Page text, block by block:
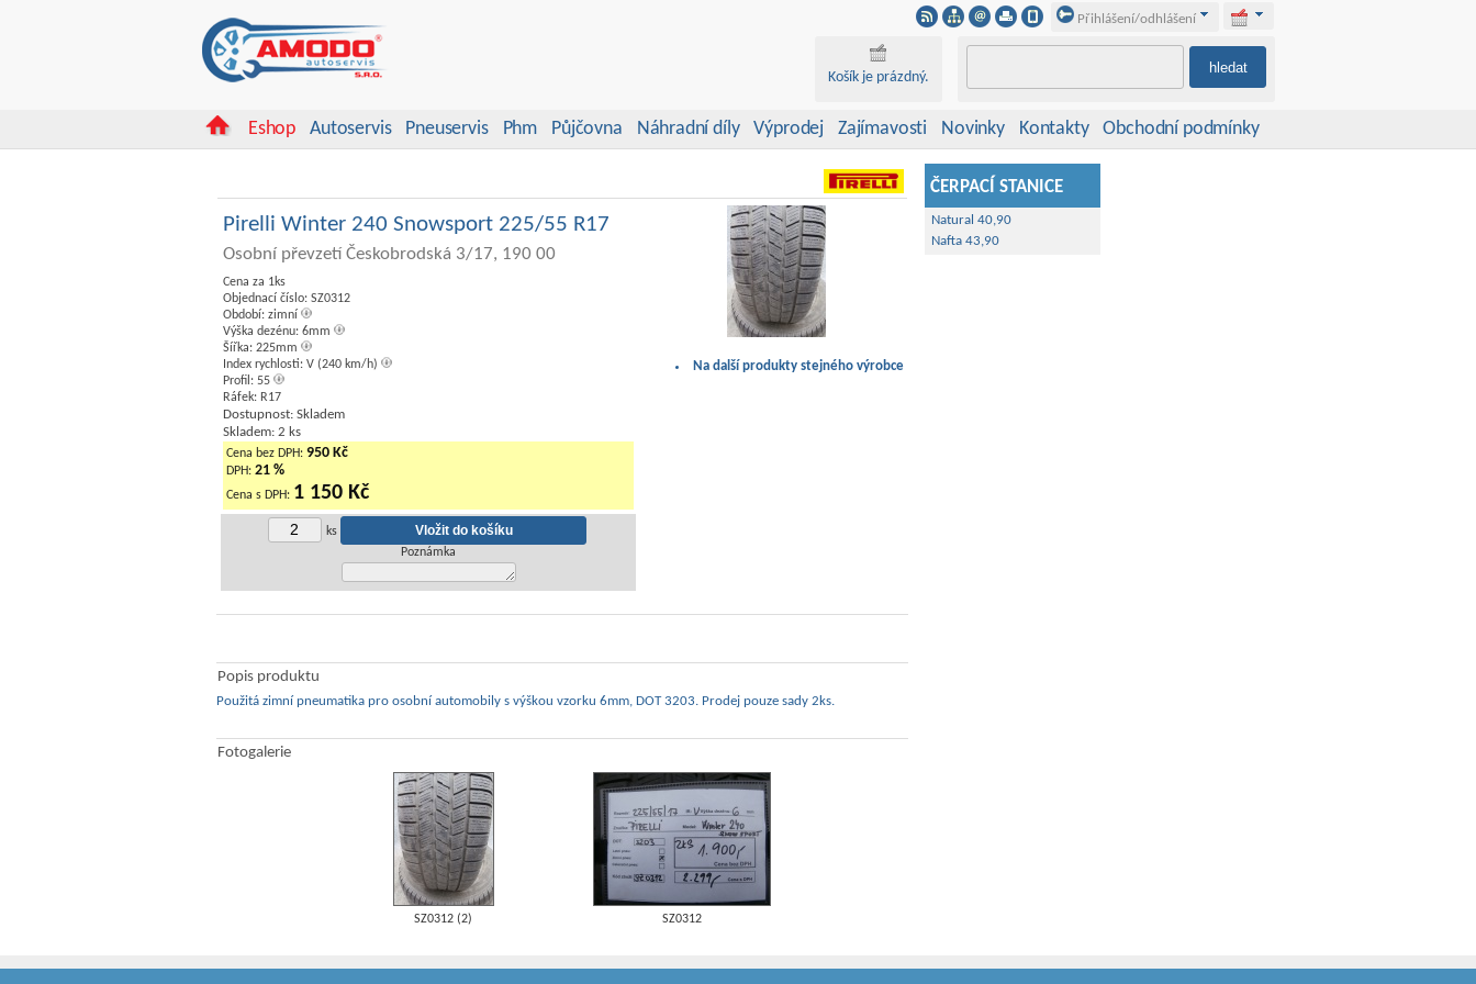
Přihlášení/odhlášení
Košík je prázdný.
Eshop Autoservis Pneuservis Phm Půjčovna Náhradní díly Výprodej Zajímavosti Novinky Kontakty Obchodní podmínky
Na další produkty stejného výrobce
Pirelli Winter 240 Snowsport 225/55 R17
Osobní převzetí Českobrodská 3/17, 190 00
Cena za 1ks
Objednací číslo: SZ0312
Období: zimní
Výška dezénu: 6mm
Šířka: 225mm
Index rychlosti: V (240 km/h)
Profil: 55
Ráfek: R17
Dostupnost: Skladem
Skladem: 2 ks
Cena bez DPH: 950 Kč
DPH: 21 %
Cena s DPH: 1 150 Kč
ks
Poznámka
Popis produktu
Použitá zimní pneumatika pro osobní automobily s výškou vzorku 6mm, DOT 3203. Prodej pouze sady 2ks.
Fotogalerie
SZ0312 (2) SZ0312
ČERPACÍ STANICE
Natural 40,90
Nafta 43,90